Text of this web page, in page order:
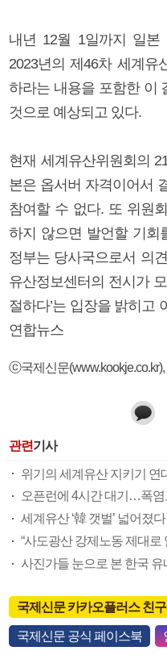
내년 12월 1일까지 일
2023년의 제46차 세계유
하라는 내용을 포함한 이
것으로 예상되고 있다.
현재 세계유산위원회의
본은 옵서버 자격이어서
참여할 수 없다. 또 위원
하지 않으면 발언할 기회
정부는 당사국으로서 의
유산정보센터의 전시가
절하다’는 입장을 밝히고
연합뉴스
ⓒ국제신문
관련기사
위기의 세계유산 지키기
오픈런에 4시간 대기…폭
사진가들 눈으로 본 한국
국제신문 카카오플러스 친구
국제신문 공식 페이스북